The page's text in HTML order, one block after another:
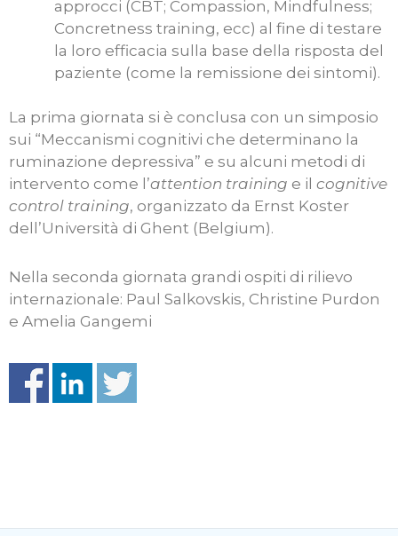
approcci (CBT; Compassion, Mindfulness;
Concretness training, ecc) al fine di testare
la loro efficacia sulla base della risposta del
paziente (come la remissione dei sintomi).
La prima giornata si è conclusa con un simposio
sui “Meccanismi cognitivi che determinano la
ruminazione depressiva” e su alcuni metodi di
intervento come l’attention training e il cognitive
control training, organizzato da Ernst Koster
dell’Università di Ghent (Belgium).
Nella seconda giornata grandi ospiti di rilievo
internazionale: Paul Salkovskis, Christine Purdon
e Amelia Gangemi